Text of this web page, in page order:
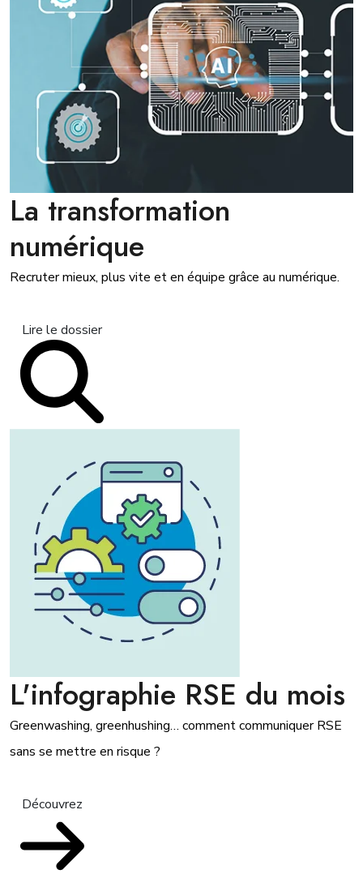
La transformation
numérique
Recruter mieux, plus vite et en équipe grâce au numérique.
Lire le dossier
L'infographie RSE du mois
Greenwashing, greenhushing… comment communiquer RSE
sans se mettre en risque ?
Découvrez